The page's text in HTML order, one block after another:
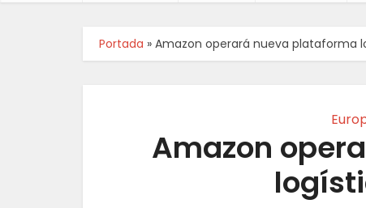
Portada » Amazon operará nueva plataforma
Amazon